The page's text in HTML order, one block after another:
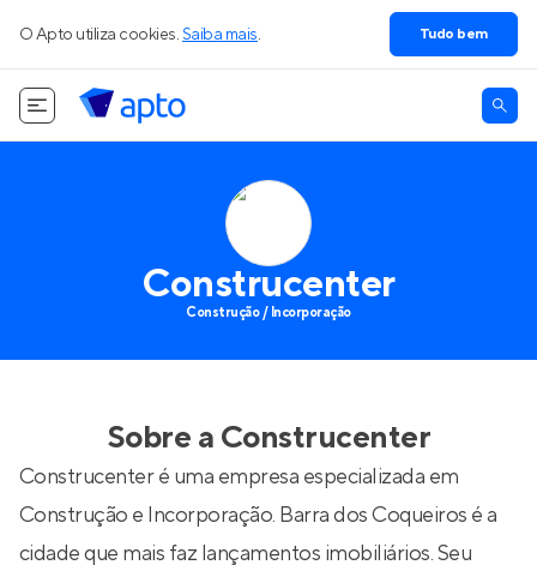
O Apto utiliza cookies. Saiba mais. Tudo bem
Construcenter
Construção / Incorporação
Sobre a Construcenter
Construcenter é uma empresa especializada em
Construção e Incorporação. Barra dos Coqueiros é a
cidade que mais faz lançamentos imobiliários. Seu